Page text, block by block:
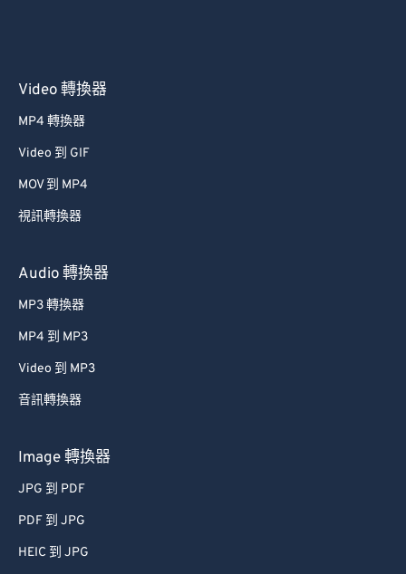
Video 轉換器
MP4 轉換器
Video 到 GIF
MOV 到 MP4
視訊轉換器
Audio 轉換器
MP3 轉換器
MP4 到 MP3
Video 到 MP3
音訊轉換器
Image 轉換器
JPG 到 PDF
PDF 到 JPG
HEIC 到 JPG